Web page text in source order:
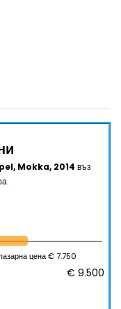
Mokka, 2014 въз
цена € 7.750
€ 9.500